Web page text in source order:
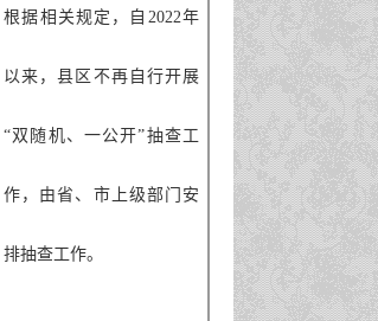
根据相关规定，自2022年
以来，县区不再自行开展
“双随机、一公开”抽查工
作，由省、市上级部门安
排抽查工作。